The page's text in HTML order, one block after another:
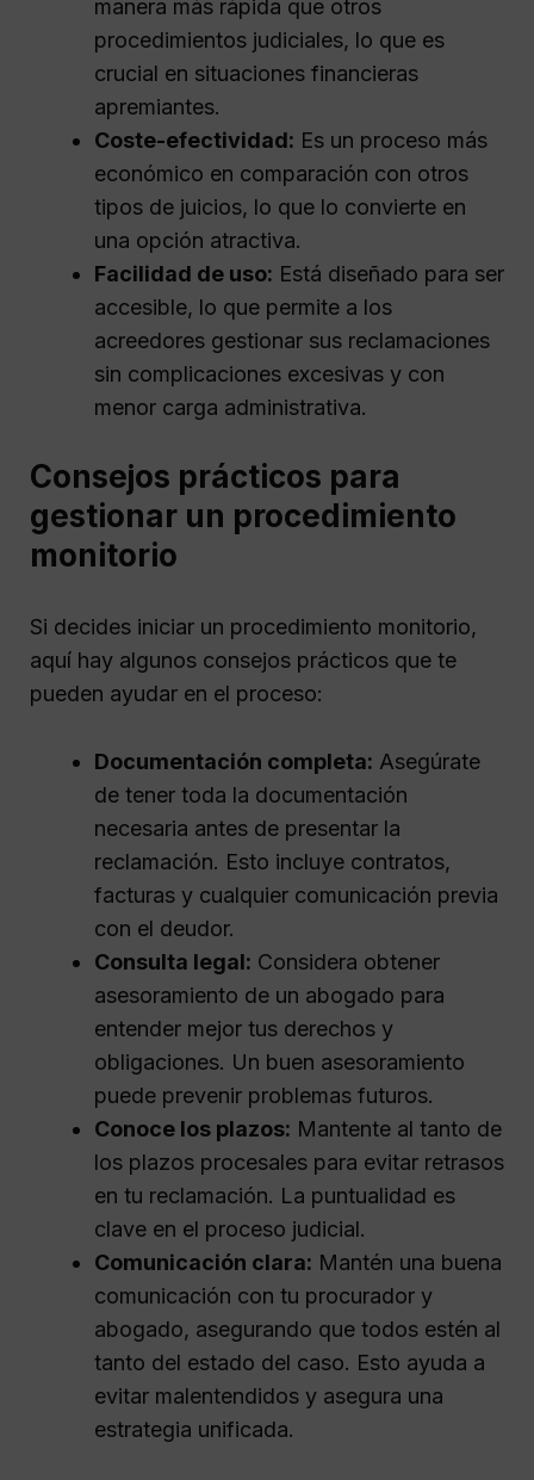
manera más rápida que otros
procedimientos judiciales, lo que es
crucial en situaciones financieras
apremiantes.
Coste-efectividad: Es un proceso más
económico en comparación con otros
tipos de juicios, lo que lo convierte en
una opción atractiva.
Facilidad de uso: Está diseñado para ser
accesible, lo que permite a los
acreedores gestionar sus reclamaciones
sin complicaciones excesivas y con
menor carga administrativa.
Consejos prácticos para
gestionar un procedimiento
monitorio
Si decides iniciar un procedimiento monitorio,
aquí hay algunos consejos prácticos que te
pueden ayudar en el proceso:
Documentación completa: Asegúrate
de tener toda la documentación
necesaria antes de presentar la
reclamación. Esto incluye contratos,
facturas y cualquier comunicación previa
con el deudor.
Consulta legal: Considera obtener
asesoramiento de un abogado para
entender mejor tus derechos y
obligaciones. Un buen asesoramiento
puede prevenir problemas futuros.
Conoce los plazos: Mantente al tanto de
los plazos procesales para evitar retrasos
en tu reclamación. La puntualidad es
clave en el proceso judicial.
Comunicación clara: Mantén una buena
comunicación con tu procurador y
abogado, asegurando que todos estén al
tanto del estado del caso. Esto ayuda a
evitar malentendidos y asegura una
estrategia unificada.